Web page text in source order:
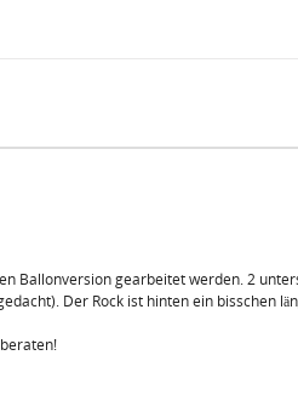
Ballonversion gearbeitet werden. 2
Der Rock ist hinten ein bisschen